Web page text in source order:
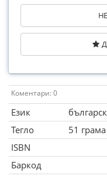
Коментари: 0
Език
Тегло
51 грама
ISBN
Баркод